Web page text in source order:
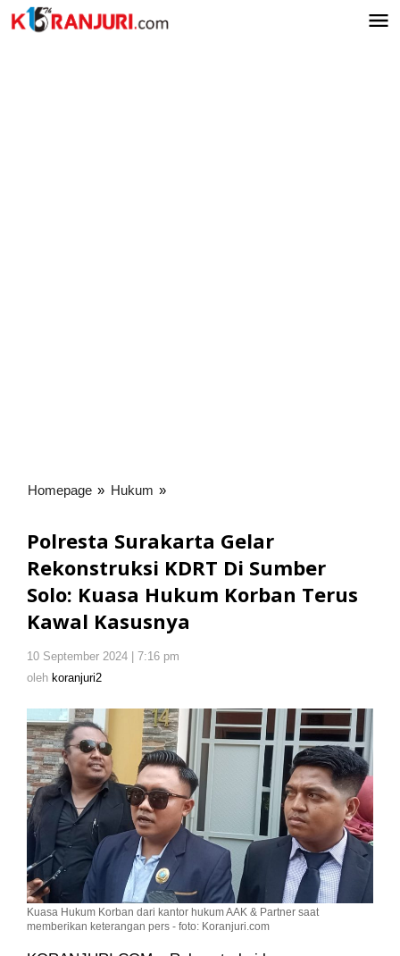
Lewati
ke
Homepage » Hukum »
Rekonstruksi
KDRT
Di
Solo:
Terus
Kawal
Kasusnya
Polresta Surakarta Gelar
Rekonstruksi KDRT Di Sumber
Solo: Kuasa Hukum Korban Terus
Kawal Kasusnya
10 September 2024 | 7:16 pm
oleh koranjuri2
Kuasa Hukum Korban dari kantor hukum AAK & Partner saat
memberikan keterangan pers - foto: Koranjuri.com